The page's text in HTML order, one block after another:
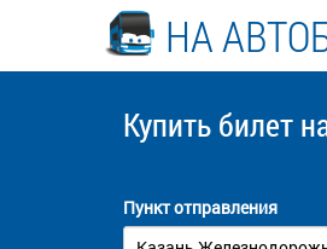
НА
Купить билет
Пункт отправления